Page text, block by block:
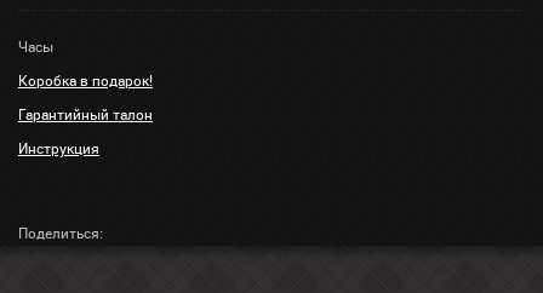
Часы
Коробка в подарок!
Гарантийный талон
Инструкция
Поделиться: